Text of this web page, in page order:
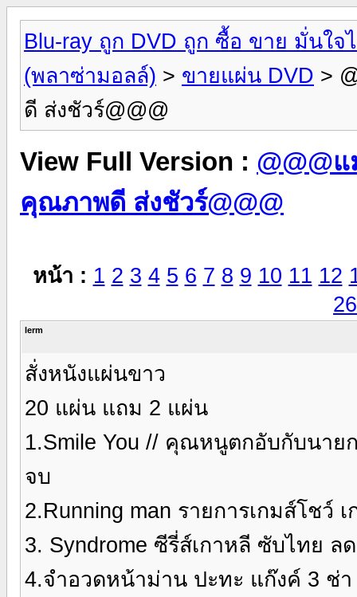
Blu-ray ถูก DVD ถูก ซื้อ ขาย มั่นใจ
(พลาซ่ามอลล์) > ขายแผ่น DVD >
ดี ส่งชัวร์@@@
View Full Version : @@@
คุณภาพดี ส่งชัวร์@@@
หน้า : 1 2 3 4 5 6 7 8 9 10 11 12
26
lerm
สั่งหนังแผ่นขาว
20 แผ่น แถม 2 แผ่น
1.Smile You // คุณหนูตกอับกับนาย
จบ
2.Running man รายการเกมส์โชว์
3. Syndrome ซีรี่ส์เกาหลี ซับไทย ล
4.จำอวดหน้าม่าน ปะทะ แก๊งค์ 3 ช่